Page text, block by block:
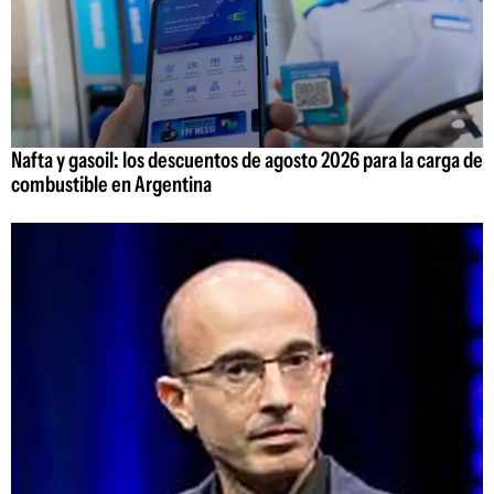
Nafta y gasoil: los descuentos de agosto 2026 para la carga de
combustible en Argentina